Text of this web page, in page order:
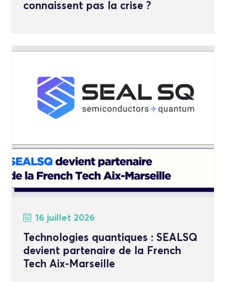
connaissent pas la crise ?
16 juillet 2026
Technologies quantiques : SEALSQ
devient partenaire de la French
Tech Aix-Marseille